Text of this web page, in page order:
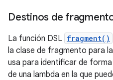
Destinos de
La función DSL fragment()
la clase de fragmento para
usa para identificar de
de una lambda en la que